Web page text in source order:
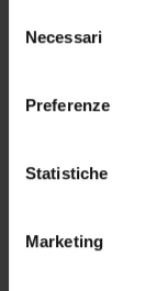
modificare o
momento dalla
geografica,
delNecessari
Preferenze
Statistiche
Marketing
ATTIVITÀ
SEZIONI